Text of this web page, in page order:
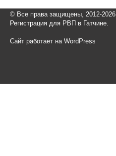
© Все права защищены, 2012-2026
Регистрация для РВП в Гатчине.
Сайт работает на WordPress